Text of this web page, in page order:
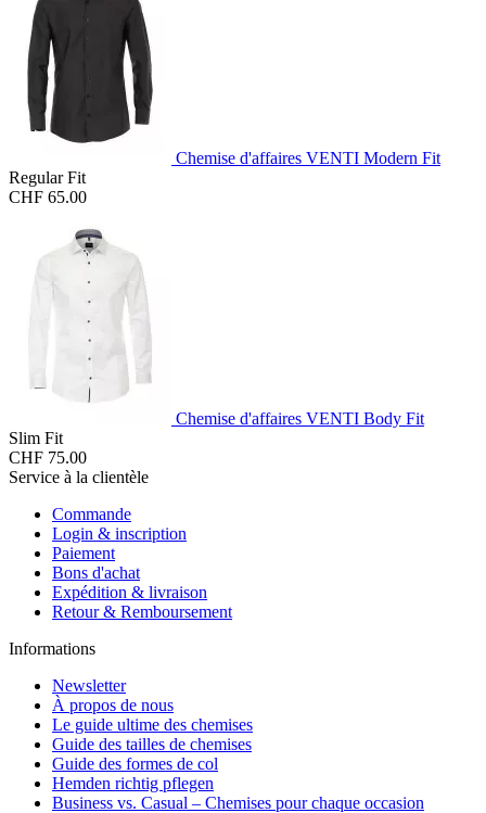
Chemise d'affaires VENTI Modern Fit
Regular Fit
CHF 65.00
Chemise d'affaires VENTI Body Fit
Slim Fit
CHF 75.00
Service à la clientèle
Commande
Login & inscription
Paiement
Bons d'achat
Expédition & livraison
Retour & Remboursement
Informations
Newsletter
À propos de nous
Le guide ultime des chemises
Guide des tailles de chemises
Guide des formes de col
Hemden richtig pflegen
Business vs. Casual – Chemises pour chaque occasion